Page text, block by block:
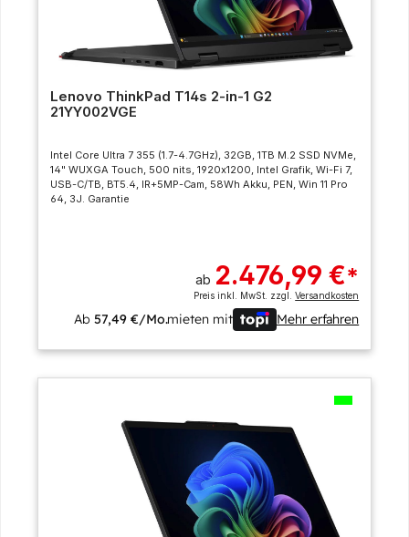
Lenovo ThinkPad T14s 2-in-1 G2
21YY002VGE
Intel Core Ultra 7 355 (1.7-4.7GHz), 32GB, 1TB M.2 SSD NVMe,
14" WUXGA Touch, 500 nits, 1920x1200, Intel Grafik, Wi-Fi 7,
USB-C/TB, BT5.4, IR+5MP-Cam, 58Wh Akku, PEN, Win 11 Pro
64, 3J. Garantie
ab 2.476,99 €*
Preis inkl. MwSt. zzgl.Versandkosten
Ab57,49 €/Mo.mieten mit Mehr erfahren